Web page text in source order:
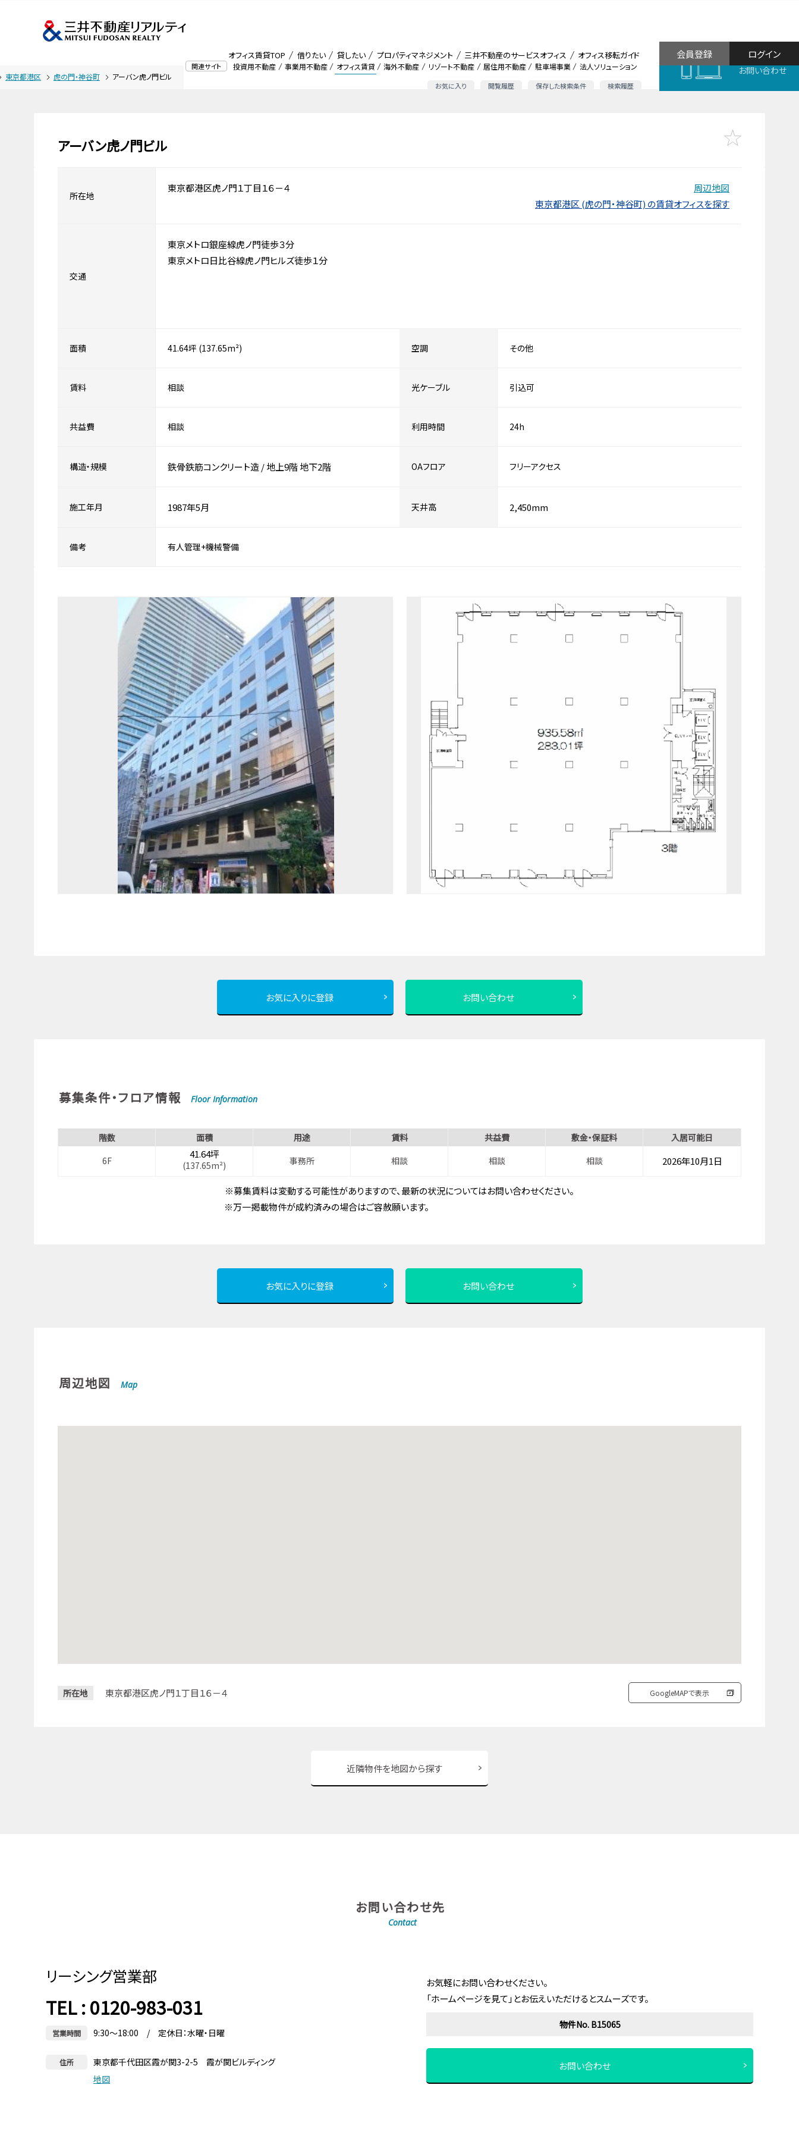
関連サイト 投資用不動産 事業用不動産 オフィス賃貸 海外不動産 リゾート不動産 居住用不動産 駐車場事業 法人ソリューション
お気に入り 閲覧履歴 保存した検索条件 検索履歴
オフィス賃貸TOP 借りたい 貸したい プロパティマネジメント 三井不動産のサービスオフィス オフィス移転ガイド
お問い合わせ
ログイン
会員登録
東京都港区 虎の門・神谷町 アーバン虎ノ門ビル
アーバン虎ノ門ビル
所在地
東京都港区虎ノ門１丁目１６－４
周辺地図
東京都港区 (虎の門・神谷町) の賃貸オフィスを探す
交通
東京メトロ銀座線虎ノ門徒歩３分
東京メトロ日比谷線虎ノ門ヒルズ徒歩１分
面積 41.64坪 (137.65m²) 空調 その他
賃料 相談 光ケーブル 引込可
共益費 相談 利用時間 24h
構造・規模 鉄骨鉄筋コンクリート造/地上9階地下2階 OAフロア フリーアクセス
施工年月 1987年5月 天井高 2,450mm
備考 有人管理+機械警備
お気に入りに登録 お問い合わせ
募集条件・フロア情報 Floor Information
階数 面積 用途 賃料 共益費 敷金・保証料
入居可能日
6F
41.64坪
(137.65m²) 事務所 相談 相談 相談 2026年10月1日
※募集賃料は変動する可能性がありますので、最新の状況についてはお問い合わせください。
※万一掲載物件が成約済みの場合はご容赦願います。
お気に入りに登録 お問い合わせ
周辺地図 Map
所在地 東京都港区虎ノ門１丁目１６－４ GoogleMAPで表示
近隣物件を地図から探す
お問い合わせ先
Contact
お気軽にお問い合わせください。
「ホームページを見て」とお伝えいただけるとスムーズです。
物件No. B15065
お問い合わせ
リーシング営業部
TEL : 0120-983-031
営業時間 9:30～18:00 / 定休日：水曜・日曜
住所
東京都千代田区霞が関3-2-5 霞が関ビルディング
地図